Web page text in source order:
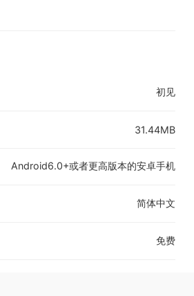
初见
31.44MB
Android6.0+或者更高版本的安卓手机
简体中文
免费